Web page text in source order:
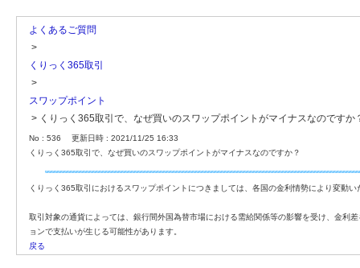
よくあるご質問
>
くりっく365取引
>
スワップポイント
> くりっく365取引で、なぜ買いのスワップポイントがマイナスなのですか
No : 536
更新日時 : 2021/11/25 16:33
くりっく365取引で、なぜ買いのスワップポイントがマイナスなのですか？
くりっく365取引におけるスワップポイントにつきましては、各国の金利情勢により変動い
取引対象の通貨によっては、銀行間外国為替市場における需給関係等の影響を受け、金利
ョンで支払いが生じる可能性があります。
戻る